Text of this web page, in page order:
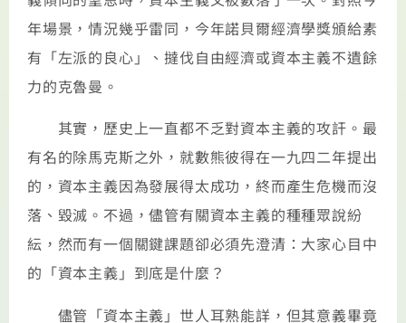
年場景，情況幾乎雷同，今年諾貝爾經濟學獎頒給素
有「左派的良心」、撻伐自由經濟或資本主義不遺餘
力的克魯曼。
其實，歷史上一直都不乏對資本主義的攻訐。最
有名的除馬克斯之外，就數熊彼得在一九四二年提出
的，資本主義因為發展得太成功，終而產生危機而沒
落、毀滅。不過，儘管有關資本主義的種種眾說紛
紜，然而有一個關鍵課題卻必須先澄清：大家心目中
的「資本主義」到底是什麼？
儘管「資本主義」世人耳熟能詳，但其意義畢竟